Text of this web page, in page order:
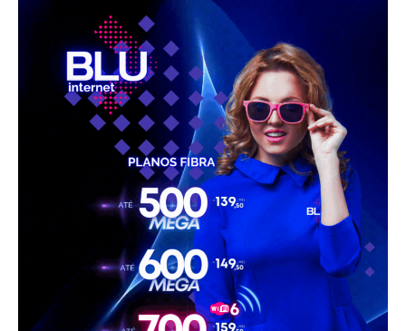
ÚLTIMAS NOTÍCIAS
Motorhome: Liberdade sobre quatro rodas
8 de agosto de 2026
Ideias para renovar banheiros e lavabos
com praticidade e elegância
8 de agosto de 2026